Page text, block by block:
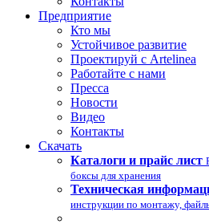
Предприятие
Кто мы
Устойчивое развитие
Проектируй с Artelinea
Работайте с нами
Пресса
Новости
Видео
Контакты
Скачать
Каталоги и прайс лист
боксы для хранения
Техническая
инструкции по монтажу,